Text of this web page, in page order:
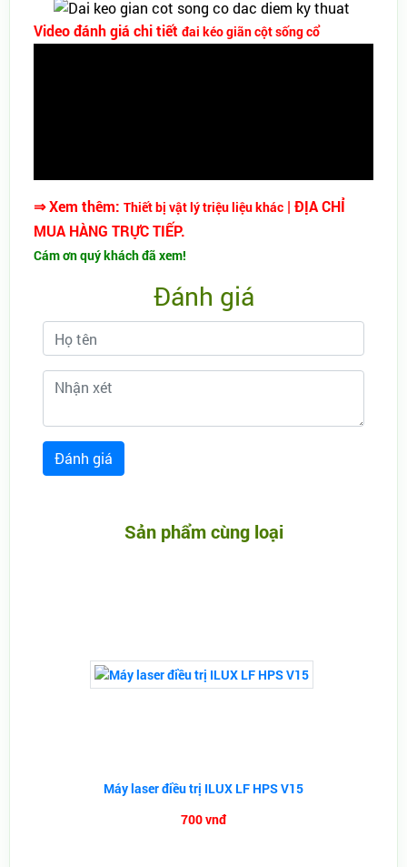
Video đánh giá chi tiết đai kéo giãn cột sống cổ
⇒ Xem thêm: Thiết bị vật lý triệu liệu khác | ĐỊA CHỈ
MUA HÀNG TRỰC TIẾP.
Cám ơn quý khách đã xem!
Đánh giá
Sản phẩm cùng loại
Máy laser điều trị ILUX LF HPS V15
700 vnđ